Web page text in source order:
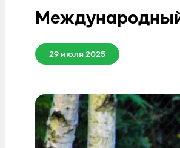
Международный
29 июля 2025